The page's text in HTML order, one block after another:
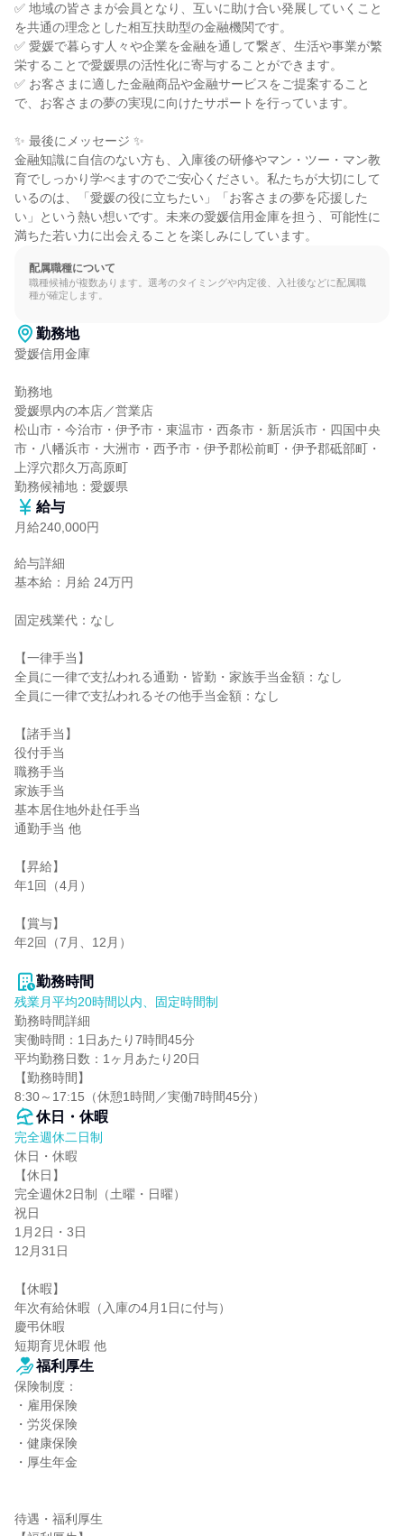
✅ 地域の皆さまが会員となり、互いに助け合い発展していくこと
を共通の理念とした相互扶助型の金融機関です。
✅ 愛媛で暮らす人々や企業を金融を通して繋ぎ、生活や事業が繁
栄することで愛媛県の活性化に寄与することができます。
✅ お客さまに適した金融商品や金融サービスをご提案すること
で、お客さまの夢の実現に向けたサポートを行っています。
✨ 最後にメッセージ ✨
金融知識に自信のない方も、入庫後の研修やマン・ツー・マン教
育でしっかり学べますのでご安心ください。私たちが大切にして
いるのは、「愛媛の役に立ちたい」「お客さまの夢を応援した
い」という熱い想いです。未来の愛媛信用金庫を担う、可能性に
満ちた若い力に出会えることを楽しみにしています。
配属職種について
職種候補が複数あります。選考のタイミングや内定後、入社後などに配属職
種が確定します。
勤務地
愛媛信用金庫
勤務地
愛媛県内の本店／営業店
松山市・今治市・伊予市・東温市・西条市・新居浜市・四国中央
市・八幡浜市・大洲市・西予市・伊予郡松前町・伊予郡砥部町・
上浮穴郡久万高原町
勤務候補地：愛媛県
給与
月給240,000円
給与詳細
基本給：月給 24万円
固定残業代：なし
【一律手当】
全員に一律で支払われる通勤・皆勤・家族手当金額：なし
全員に一律で支払われるその他手当金額：なし
【諸手当】
役付手当
職務手当
家族手当
基本居住地外赴任手当
通勤手当 他
【昇給】
年1回（4月）
【賞与】
年2回（7月、12月）
勤務時間
残業月平均20時間以内、固定時間制
勤務時間詳細
実働時間：1日あたり7時間45分
平均勤務日数：1ヶ月あたり20日
【勤務時間】
8:30～17:15（休憩1時間／実働7時間45分）
休日・休暇
完全週休二日制
休日・休暇
【休日】
完全週休2日制（土曜・日曜）
祝日
1月2日・3日
12月31日
【休暇】
年次有給休暇（入庫の4月1日に付与）
慶弔休暇
短期育児休暇 他
福利厚生
保険制度：
・雇用保険
・労災保険
・健康保険
・厚生年金
待遇・福利厚生